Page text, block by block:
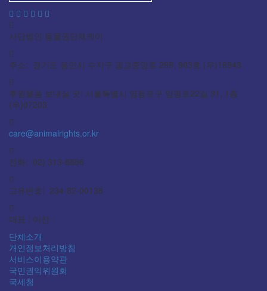
사단법인 동물권단체케어
주소: 경기도 용인시 수지구 광교중앙로 298, 903호 (우)16943
후원물품 보내실 곳: 서울특별시 영등포구 양평로22길 31, 1층
(우)07203
care@animalrights.or.kr
전화: 02) 313-8886
고유번호: 234-82-00138
대표 : 이찬
단체소개
개인정보처리방침
서비스이용약관
국민권익위원회
국세청